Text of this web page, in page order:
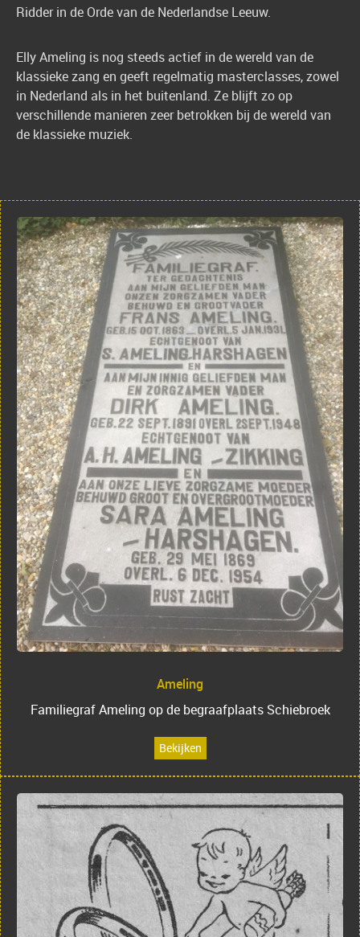
Ridder in de Orde van de Nederlandse Leeuw.
Elly Ameling is nog steeds actief in de wereld van de
klassieke zang en geeft regelmatig masterclasses, zowel
in Nederland als in het buitenland. Ze blijft zo op
verschillende manieren zeer betrokken bij de wereld van
de klassieke muziek.
Ameling
Familiegraf Ameling op de begraafplaats Schiebroek
Bekijken